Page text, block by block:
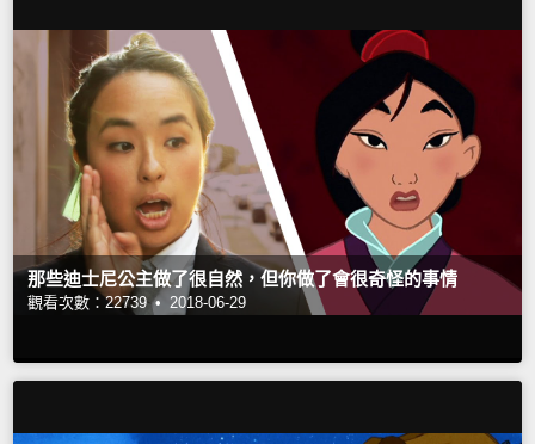
那些迪士尼公主做了很自然，但你做了會很奇怪的事情
觀看次數：22739 • 2018-06-29